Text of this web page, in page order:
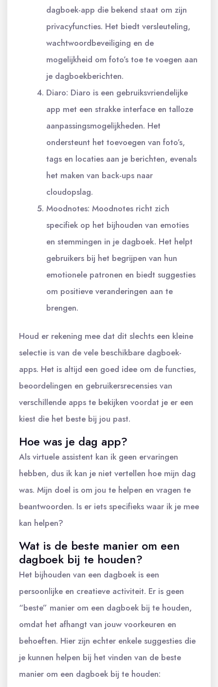
dagboek-app die bekend staat om zijn
privacyfuncties. Het biedt versleuteling,
wachtwoordbeveiliging en de
mogelijkheid om foto’s toe te voegen aan
je dagboekberichten.
Diaro: Diaro is een gebruiksvriendelijke
app met een strakke interface en talloze
aanpassingsmogelijkheden. Het
ondersteunt het toevoegen van foto’s,
tags en locaties aan je berichten, evenals
het maken van back-ups naar
cloudopslag.
Moodnotes: Moodnotes richt zich
specifiek op het bijhouden van emoties
en stemmingen in je dagboek. Het helpt
gebruikers bij het begrijpen van hun
emotionele patronen en biedt suggesties
om positieve veranderingen aan te
brengen.
Houd er rekening mee dat dit slechts een kleine
selectie is van de vele beschikbare dagboek-
apps. Het is altijd een goed idee om de functies,
beoordelingen en gebruikersrecensies van
verschillende apps te bekijken voordat je er een
kiest die het beste bij jou past.
Hoe was je dag app?
Als virtuele assistent kan ik geen ervaringen
hebben, dus ik kan je niet vertellen hoe mijn dag
was. Mijn doel is om jou te helpen en vragen te
beantwoorden. Is er iets specifieks waar ik je mee
kan helpen?
Wat is de beste manier om een
dagboek bij te houden?
Het bijhouden van een dagboek is een
persoonlijke en creatieve activiteit. Er is geen
“beste” manier om een dagboek bij te houden,
omdat het afhangt van jouw voorkeuren en
behoeften. Hier zijn echter enkele suggesties die
je kunnen helpen bij het vinden van de beste
manier om een dagboek bij te houden: